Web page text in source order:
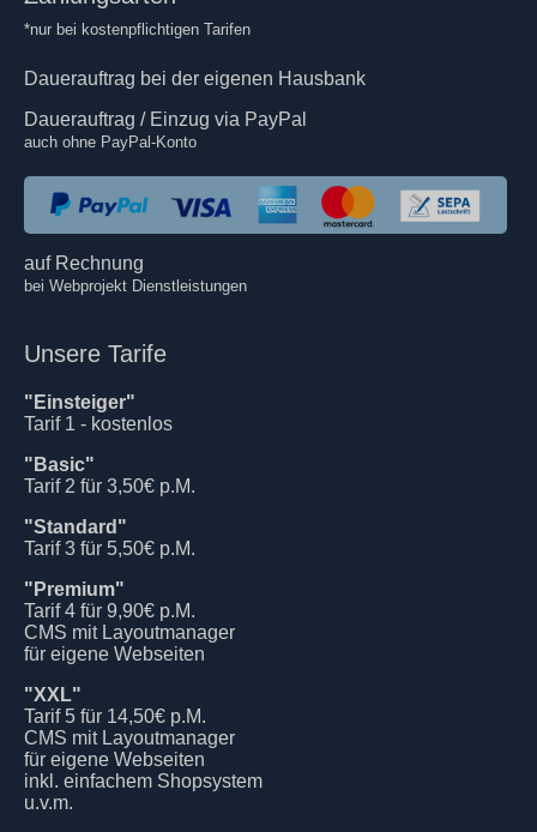
*nur bei kostenpflichtigen Tarifen
Dauerauftrag bei der eigenen Hausbank
Dauerauftrag / Einzug via PayPal
auch ohne PayPal-Konto
auf Rechnung
bei Webprojekt Dienstleistungen
Unsere Tarife
"Einsteiger"
Tarif 1 - kostenlos
"Basic"
Tarif 2 für 3,50€ p.M.
"Standard"
Tarif 3 für 5,50€ p.M.
"Premium"
Tarif 4 für 9,90€ p.M.
CMS mit Layoutmanager
für eigene Webseiten
"XXL"
Tarif 5 für 14,50€ p.M.
CMS mit Layoutmanager
für eigene Webseiten
inkl. einfachem Shopsystem
u.v.m.